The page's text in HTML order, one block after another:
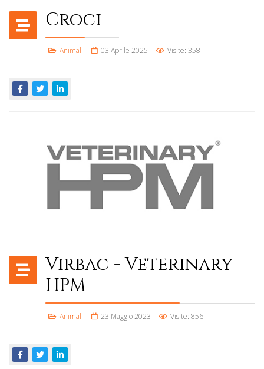
Croci
Animali 03 Aprile 2025 Visite: 358
Virbac - Veterinary
HPM
Animali 23 Maggio 2023 Visite: 856